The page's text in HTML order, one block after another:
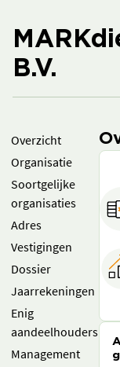
B.V.
Overzicht
Organisatie
Soortgelijke
organisaties
Adres
Vestigingen
Dossier
Jaarrekeningen
Enig
aandeelhouders
Management